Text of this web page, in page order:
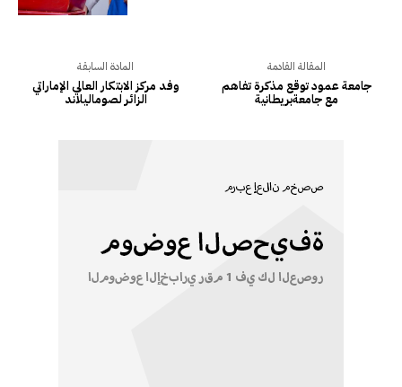
المادة السابقة
وفد مركز الابتكار العالي الإماراتي
الزائر لصوماليلاند
المقالة القادمة
جامعة عمود توقع مذكرة تفاهم
مع جامعةبريطانية